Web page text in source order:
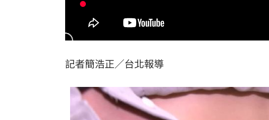
台灣彩券開獎直播中 20:31
LIVE三立+24小時直播 15:27
三立iNEWS新聞台線上直播
商場戰國來臨 台中「頂奢大道」逐漸成形 12:00
台彩父親節推新刮刮樂千萬頭獎超「爸」氣
記者簡浩正／台北報導